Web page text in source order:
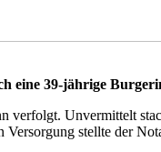
eine 39-jährige
verfolgt. Unvermittelt
stellte der